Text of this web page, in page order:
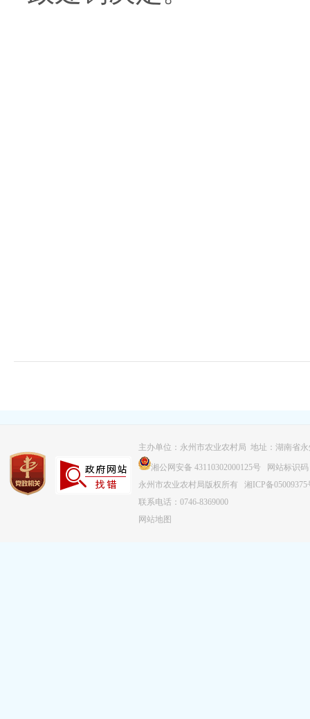
主办单位：永州市农业农村局 地址：湖南省
湘公网安备 43110302000125号 网站标识码
永州市农业农村局版权所有 湘ICP备05009375
联系电话：0746-8369000
网站地图